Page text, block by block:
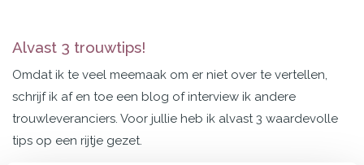
Alvast 3 trouwtips!
Omdat ik te veel meemaak om er niet over te vertellen,
schrijf ik af en toe een blog of interview ik andere
trouwleveranciers. Voor jullie heb ik alvast 3 waardevolle
tips op een rijtje gezet.